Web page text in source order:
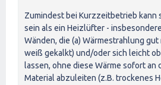
Zumindest bei Kurzzeitbetrieb kann
sein als ein Heizlüfter -
Wänden, die (a) Wärmestrahlung
weiß gekalkt) und/oder sich leicht
lassen, ohne diese Wärme sofort an
Material abzuleiten (z.B. trockenes